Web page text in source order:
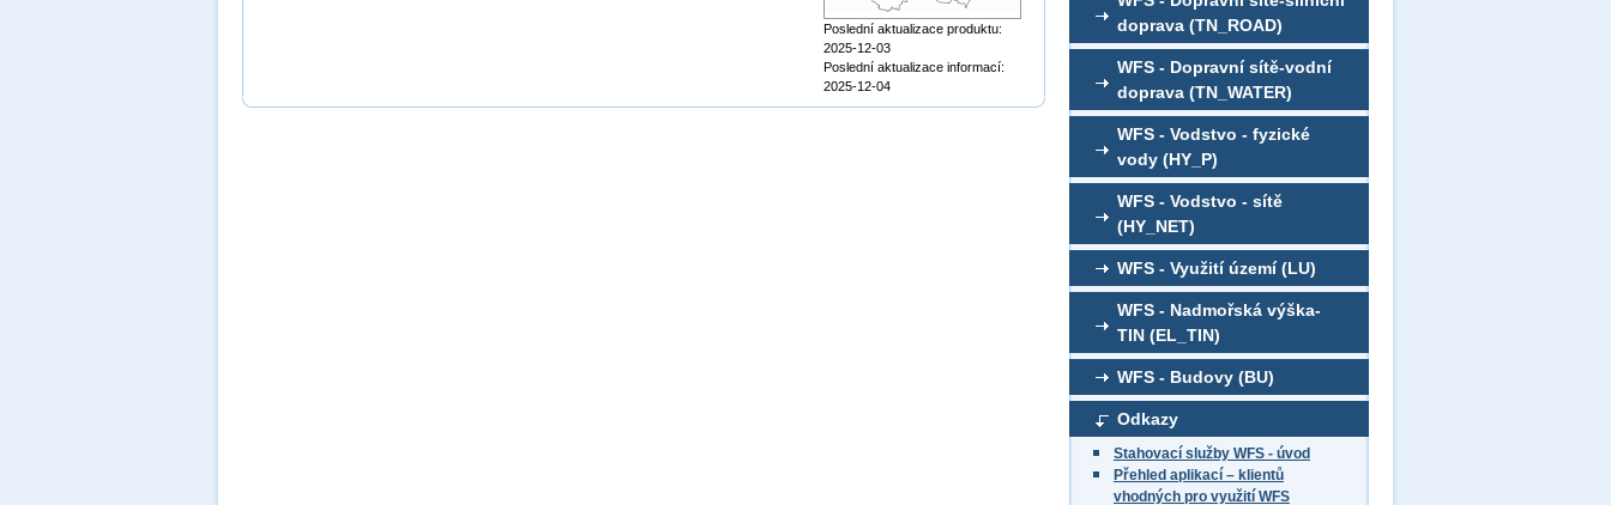
doprava (TN_ROAD)
WFS - Dopravní sítě-vodní
doprava (TN_WATER)
WFS - Vodstvo - fyzické
vody (HY_P)
WFS - Vodstvo - sítě
(HY_NET)
WFS - Využití území (LU)
WFS - Nadmořská výška-
TIN (EL_TIN)
WFS - Budovy (BU)
Odkazy
Stahovací služby WFS - úvod
Přehled aplikací – klientů
vhodných pro využití WFS
Poslední aktualizace produktu:
2025-12-03
Poslední aktualizace informací:
2025-12-04